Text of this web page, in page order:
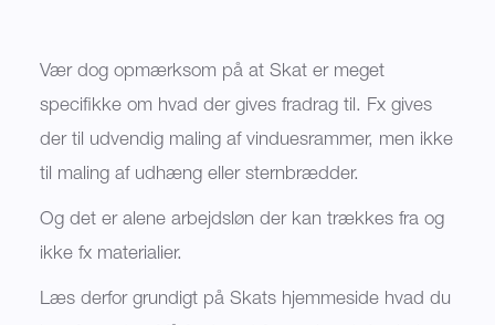
Vær dog opmærksom på at Skat er meget
specifikke om hvad der gives fradrag til. Fx gives
der til udvendig maling af vinduesrammer, men ikke
til maling af udhæng eller sternbrædder.
Og det er alene arbejdsløn der kan trækkes fra og
ikke fx materialier.
Læs derfor grundigt på Skats hjemmeside hvad du